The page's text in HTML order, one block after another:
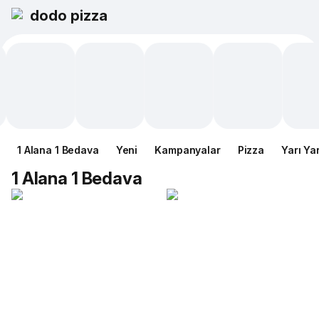
dodo pizza
1 Alana 1 Bedava Yeni Kampanyalar Pizza Yarı
1 Alana 1 Bedava